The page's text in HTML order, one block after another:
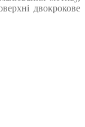
двокрокове